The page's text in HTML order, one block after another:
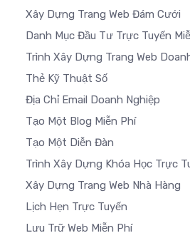
Xây Dựng Trang Web Đám Cưới
Danh Mục Đầu Tư Trực Tuyến
Trình Xây Dựng Trang Web
Thẻ Kỹ Thuật Số
Địa Chỉ Email Doanh Nghiệp
Tạo Một Blog Miễn Phí
Tạo Một Diễn Đàn
Trình Xây Dựng Khóa Học Trực
Xây Dựng Trang Web Nhà Hàng
Lịch Hẹn Trực Tuyến
Lưu Trữ Web Miễn Phí